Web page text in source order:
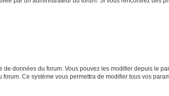
données du forum. Vous pouvez les modifier depuis le
Ce système vous permettra de modifier tous vos